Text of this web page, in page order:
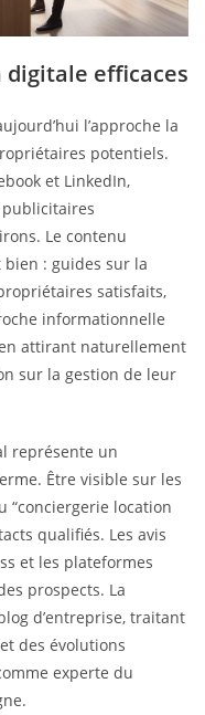
efficaces
l’approche la
potentiels.
et LinkedIn,
Le contenu
: guides sur la
satisfaits,
informationnelle
attirant naturellement
sur la gestion de leur
représente un
Être visible sur les
“conciergerie location
qualifiés. Les avis
et les plateformes
prospects. La
d’entreprise, traitant
des évolutions
experte du